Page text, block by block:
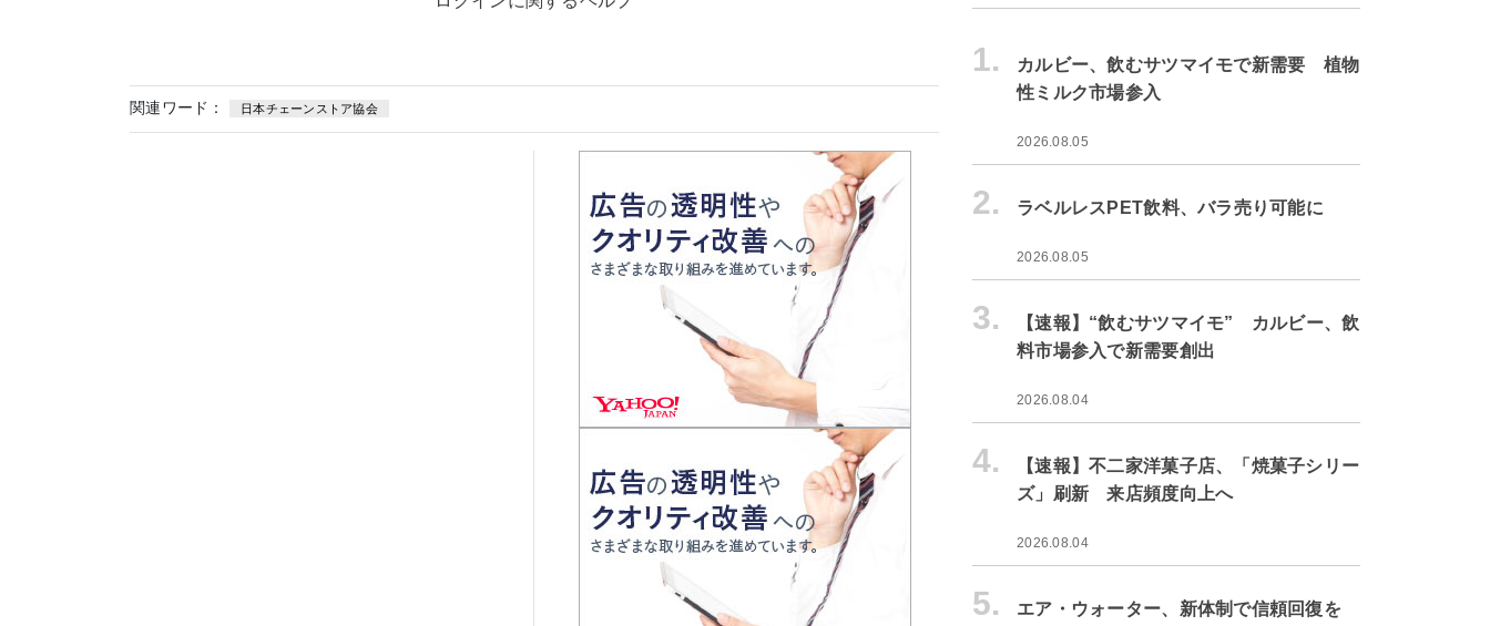
関連ワード： 日本チェーンストア協会
1.
カルビー、飲むサツマイモで新需要 植物
性ミルク市場参入
2026.08.05
2. ラベルレスPET飲料、バラ売り可能に
2026.08.05
3.
【速報】“飲むサツマイモ” カルビー、飲
料市場参入で新需要創出
2026.08.04
4.
【速報】不二家洋菓子店、「焼菓子シリー
ズ」刷新 来店頻度向上へ
2026.08.04
5. エア・ウォーター、新体制で信頼回復を